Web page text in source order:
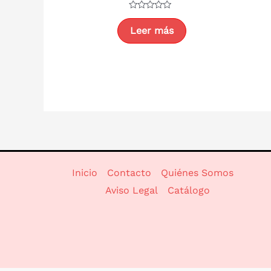
Valorado
con
0
Leer más
Inicio Contacto
Quiénes Somos
Aviso Legal
Catálogo